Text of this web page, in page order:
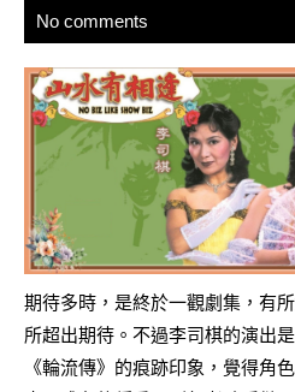
No comments
期待多時，是終於一觀劇集，有
所超出期待。不過李司棋的演出
《輪流傳》的痕跡印象，覺得角